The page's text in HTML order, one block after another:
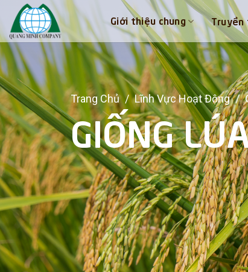
content
Giới thiệu chung Truyền
Trang Chủ / Lĩnh Vực Hoạt Động /
GIỐNG